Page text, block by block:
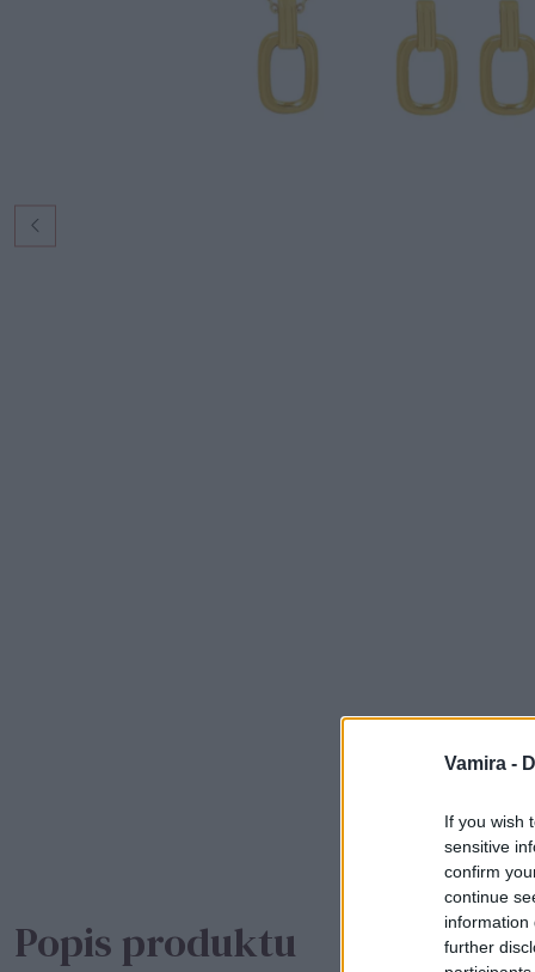
Vamira -
If you wish
sensitive
confirm
continue
information
further
Popis produktu